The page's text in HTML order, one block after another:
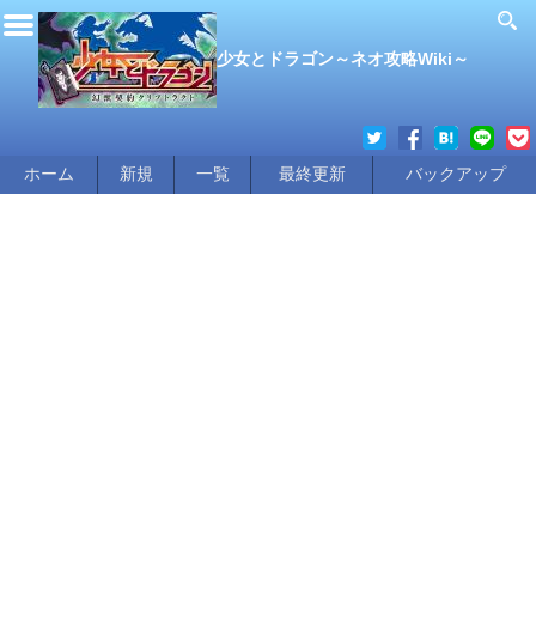
少女とドラゴン～ネオ攻略Wiki～
ホーム 新規 一覧 最終更新 バックアップ